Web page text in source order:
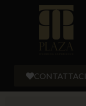
CONTATTACI